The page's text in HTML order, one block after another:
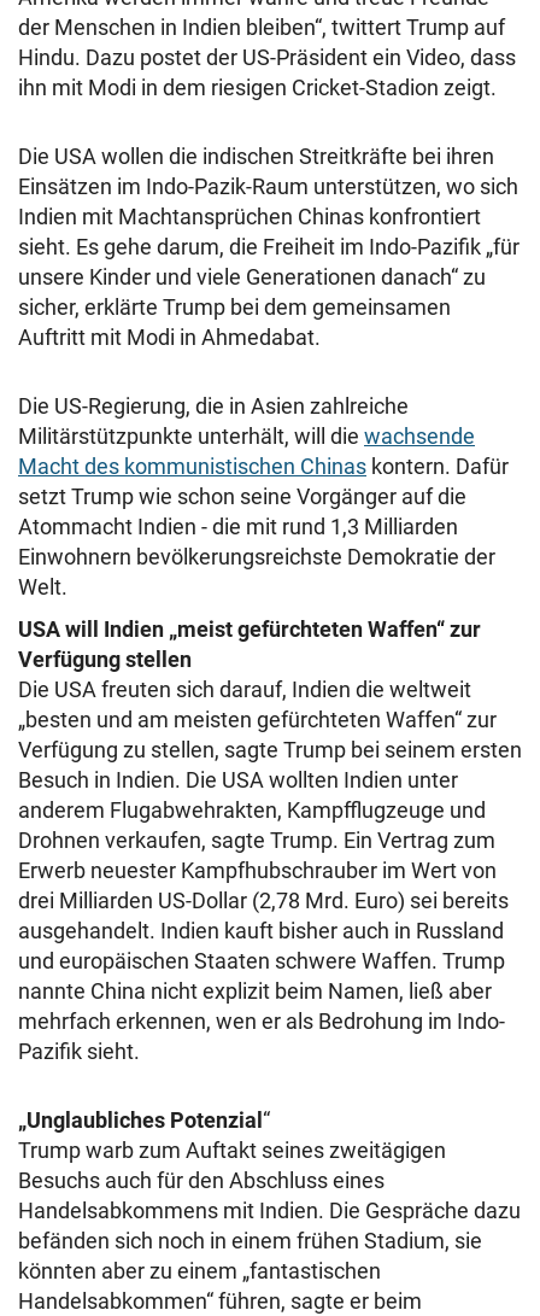
der Menschen in Indien bleiben“, twittert Trump auf
Hindu. Dazu postet der US-Präsident ein Video, dass
ihn mit Modi in dem riesigen Cricket-Stadion zeigt.
Die USA wollen die indischen Streitkräfte bei ihren
Einsätzen im Indo-Pazik-Raum unterstützen, wo sich
Indien mit Machtansprüchen Chinas konfrontiert
sieht. Es gehe darum, die Freiheit im Indo-Pazifik „für
unsere Kinder und viele Generationen danach“ zu
sicher, erklärte Trump bei dem gemeinsamen
Auftritt mit Modi in Ahmedabat.
Die US-Regierung, die in Asien zahlreiche
Militärstützpunkte unterhält, will die wachsende
Macht des kommunistischen Chinas kontern. Dafür
setzt Trump wie schon seine Vorgänger auf die
Atommacht Indien - die mit rund 1,3 Milliarden
Einwohnern bevölkerungsreichste Demokratie der
Welt.
USA will Indien „meist gefürchteten Waffen“ zur
Verfügung stellen
Die USA freuten sich darauf, Indien die weltweit
„besten und am meisten gefürchteten Waffen“ zur
Verfügung zu stellen, sagte Trump bei seinem ersten
Besuch in Indien. Die USA wollten Indien unter
anderem Flugabwehrakten, Kampfflugzeuge und
Drohnen verkaufen, sagte Trump. Ein Vertrag zum
Erwerb neuester Kampfhubschrauber im Wert von
drei Milliarden US-Dollar (2,78 Mrd. Euro) sei bereits
ausgehandelt. Indien kauft bisher auch in Russland
und europäischen Staaten schwere Waffen. Trump
nannte China nicht explizit beim Namen, ließ aber
mehrfach erkennen, wen er als Bedrohung im Indo-
Pazifik sieht.
„Unglaubliches Potenzial “
Trump warb zum Auftakt seines zweitägigen
Besuchs auch für den Abschluss eines
Handelsabkommens mit Indien. Die Gespräche dazu
befänden sich noch in einem frühen Stadium, sie
könnten aber zu einem „fantastischen
Handelsabkommen“ führen, sagte er beim